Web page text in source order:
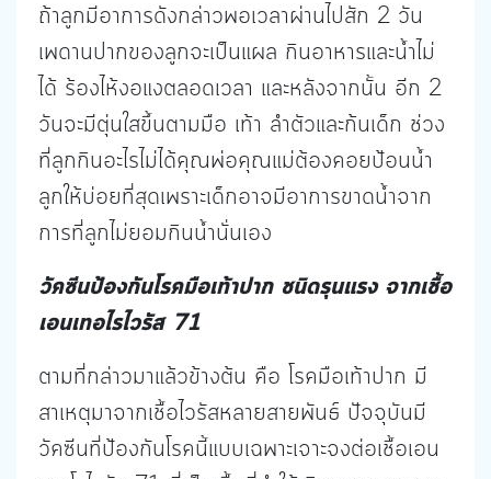
ถ้าลูกมีอาการดังกล่าวพอเวลาผ่านไปสัก 2 วัน
เพดานปากของลูกจะเป็นแผล กินอาหารและน้ำไม่
ได้ ร้องไห้งอแงตลอดเวลา และหลังจากนั้น อีก 2
วันจะมีตุ่นใสขึ้นตามมือ เท้า ลำตัวและก้นเด็ก ช่วง
ที่ลูกกินอะไรไม่ได้คุณพ่อคุณแม่ต้องคอยป้อนน้ำ
ลูกให้บ่อยที่สุดเพราะเด็กอาจมีอาการขาดน้ำจาก
การที่ลูกไม่ยอมกินน้ำนั่นเอง
วัคซีนป้องกันโรคมือเท้าปาก ชนิดรุนแรง จากเชื้อ
เอนเทอไรไวรัส 71
ตามที่กล่าวมาแล้วข้างต้น คือ โรคมือเท้าปาก มี
สาเหตุมาจากเชื้อไวรัสหลายสายพันธ์ ปัจจุบันมี
วัคซีนที่ป้องกันโรคนี้แบบเฉพาะเจาะจงต่อเชื้อเอน